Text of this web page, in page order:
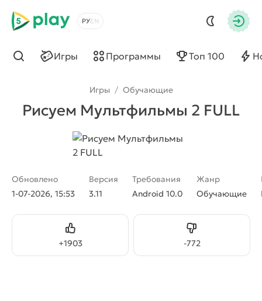
5play
Выбрать язык
Игры Программы Топ 100
Найти
Игры / Обучающие
Рисуем Мультфильмы 2 FULL
Обновлено
1-07-2026, 15:53
Версия
3.11
Требования
Android 10.0
Жанр
Обучающие
+1903
Нравится -772
Не нравится